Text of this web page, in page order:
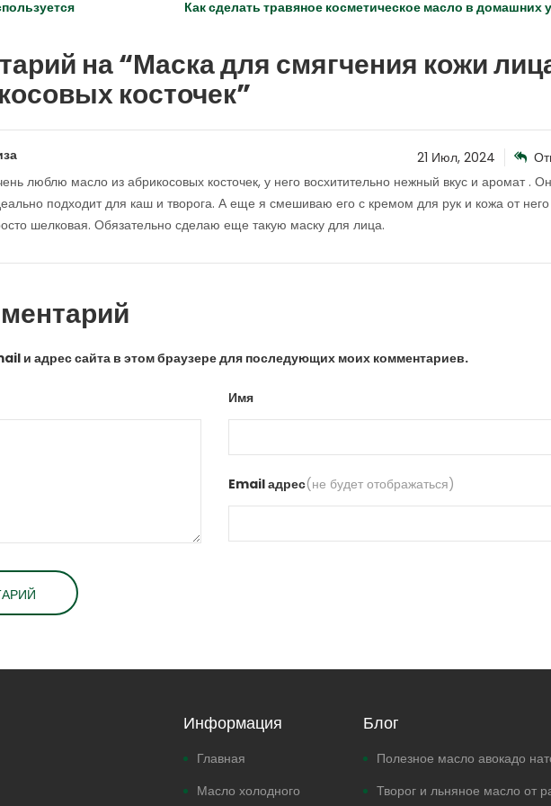
Как сделать травяное косметическое масло в домашних
на “Маска для смягчения кожи
косточек”
21 Июл, 2024
люблю масло из абрикосовых косточек, у него восхитительно нежный вкус и аромат .
подходит для каш и творога. А еще я смешиваю его с кремом для рук и кожа от него
шелковая. Обязательно сделаю еще такую маску для лица.
и адрес сайта в этом браузере для последующих моих комментариев.
Имя
Email адрес(не будет отображаться)
Информация
Главная
Масло холодного
Блог
Полезное масло авокадо
Творог и льняное масло от